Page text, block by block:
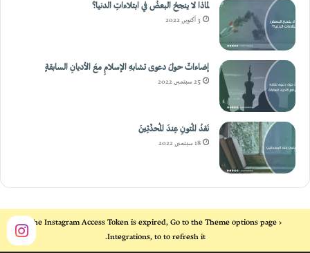
لماذا لا ينجحُ البعضُ في ابتلاءاتِ الدنيا؟
3 أكتوبر, 2022
إضاءاتٌ حولَ دعوى تشابهِ الإسلامِ معَ الأديانِ السابقةٍ
25 سبتمبر, 2022
نَقدُ المُتونِ عِندَ المُحدِّثِينَ
18 سبتمبر, 2022
The Instagram Access Token is expired, Go to the Theme options page >
Integrations, to to refresh it.